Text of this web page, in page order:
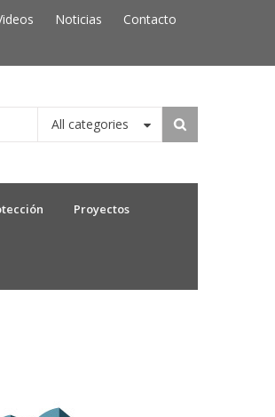
Noticias
Contacto
All categories
Proyectos